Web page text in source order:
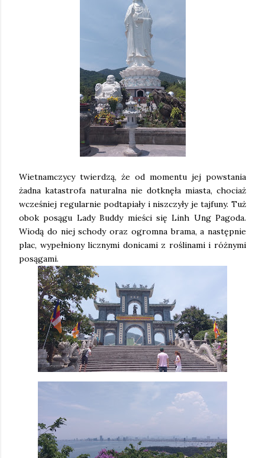
Wietnamczycy twierdzą, że od momentu jej powstania
żadna katastrofa naturalna nie dotknęła miasta, chociaż
wcześniej regularnie podtapiały i niszczyły je tajfuny. Tuż
obok posągu Lady Buddy mieści się Linh Ung Pagoda.
Wiodą do niej schody oraz ogromna brama, a następnie
plac, wypełniony licznymi donicami z roślinami i różnymi
posągami.